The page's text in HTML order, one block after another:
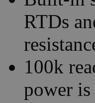
RTDs
100k
power is